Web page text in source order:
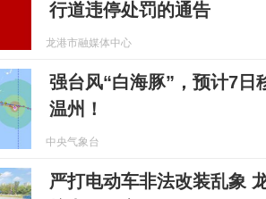
行道违停处罚的通告
龙港市融媒体中心
强台风“白海豚”，预计7日
温州！
中央气象台
严打电动车非法改装乱象